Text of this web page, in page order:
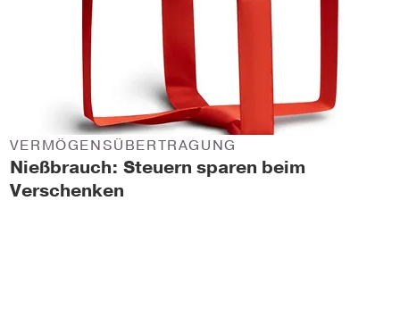
Nießbrauch: Steuern sparen beim
Verschenken
VERMÖGENSÜBERTRAGUNG